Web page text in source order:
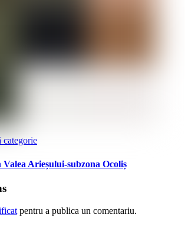
categorie
Arieșului-subzona Ocoliș
pentru a publica un comentariu.